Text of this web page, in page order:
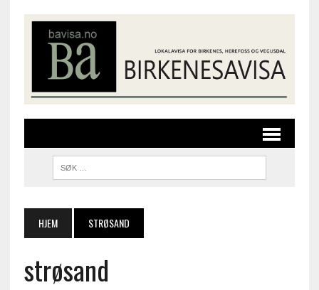
HJEM STRØSAND
strøsand